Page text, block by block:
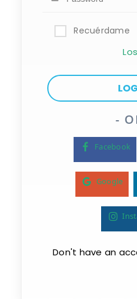
Recuérdame
-
Facebook
Google
Don't have an